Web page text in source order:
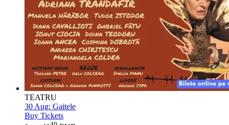
TEATRU
30 Aug: Gaitele
Buy Tickets